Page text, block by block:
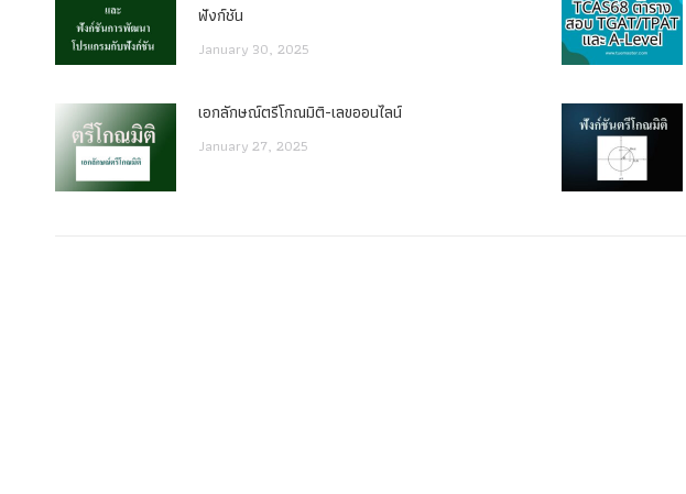
ฟังก์ชัน
January 30, 2025
เอกลักษณ์ตรีโกณมิติ-เลขออนไลน์
January 27, 2025